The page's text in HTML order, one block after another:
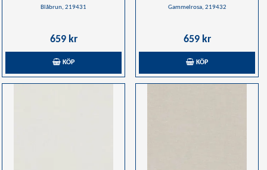
Blåbrun, 219431
659 kr
KÖP
Gammelrosa, 219432
659 kr
KÖP